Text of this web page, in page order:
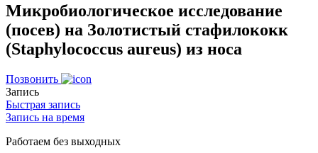
Микробиологическое исследование
(посев) на Золотистый стафилококк
(Staphylococcus aureus) из носа
Позвонить
Запись
Быстрая запись
Запись на время
Работаем без выходных